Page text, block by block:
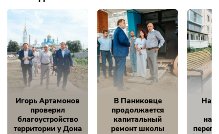
Игорь Артамонов
проверил
благоустройство
территории у Дона
В Паниковце
продолжается
капитальный
ремонт школы
Нам
на